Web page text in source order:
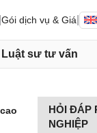
Gói dịch vụ & Giá
Luật sư tư vấn
HỎI ĐÁP
NGHIỆP